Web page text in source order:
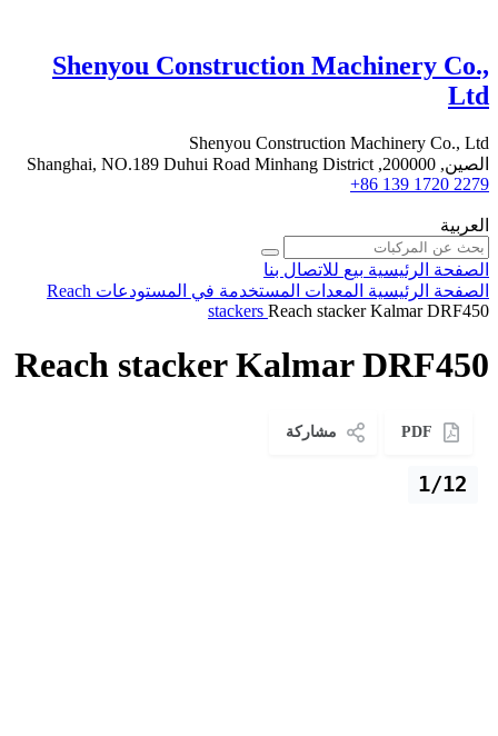
Shenyou Construction Machinery Co.,
Ltd
Shenyou Construction Machinery Co., Ltd
الصين, 200000, Shanghai, NO.189 Duhui Road Minhang District
+86 139 1720 2279
العربية
الصفحة الرئيسية بيع للاتصال بنا
الصفحة الرئيسية المعدات المستخدمة في المستودعات Reach
stackers Reach stacker Kalmar DRF450
Reach stacker Kalmar DRF450
PDF مشاركة
1/12